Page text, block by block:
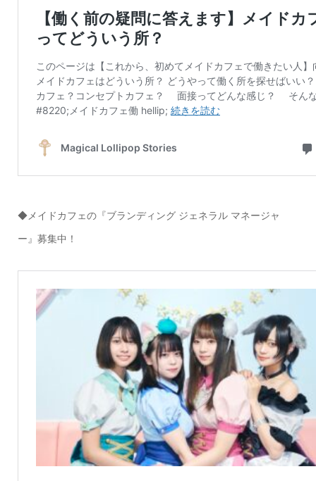
◆メイドカフェの『ブランディング ジェネラル マネージャ
ー』募集中！